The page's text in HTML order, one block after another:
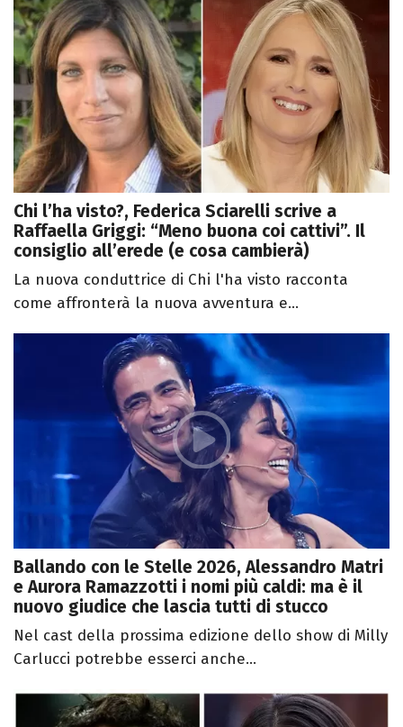
Chi l’ha visto?, Federica Sciarelli scrive a
Raffaella Griggi: “Meno buona coi cattivi”. Il
consiglio all’erede (e cosa cambierà)
La nuova conduttrice di Chi l'ha visto racconta
come affronterà la nuova avventura e...
Ballando con le Stelle 2026, Alessandro Matri
e Aurora Ramazzotti i nomi più caldi: ma è il
nuovo giudice che lascia tutti di stucco
Nel cast della prossima edizione dello show di Milly
Carlucci potrebbe esserci anche...